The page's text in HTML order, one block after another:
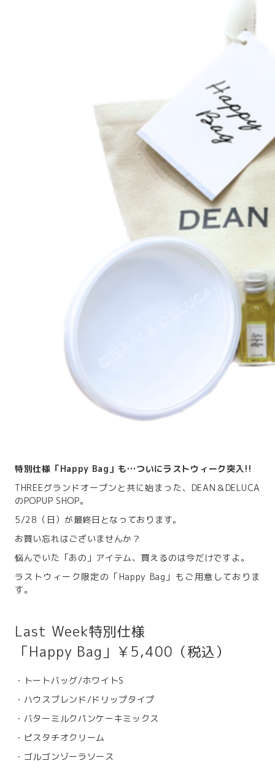
特別仕様「Happy Bag」も…ついにラストウィーク突入!!
THREEグランドオープンと共に始まった、DEAN＆DELUCA
のPOPUP SHOP。
5/28（日）が最終日となっております。
お買い忘れはございませんか？
悩んでいた「あの」アイテム、買えるのは今だけですよ。
ラストウィーク限定の「Happy Bag」もご用意しておりま
す。
Last Week特別仕様
「Happy Bag」￥5,400（税込）
・トートバッグ/ホワイトS
・ハウスブレンド/ドリップタイプ
・バターミルクパンケーキミックス
・ピスタチオクリーム
・ゴルゴンゾーラソース